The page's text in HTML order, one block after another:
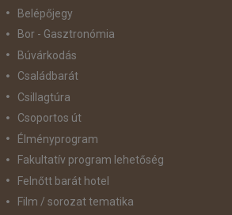
Belépőjegy
Bor - Gasztronómia
Búvárkodás
Családbarát
Csillagtúra
Csoportos út
Élményprogram
Fakultatív program lehetőség
Felnőtt barát hotel
Film / sorozat tematika